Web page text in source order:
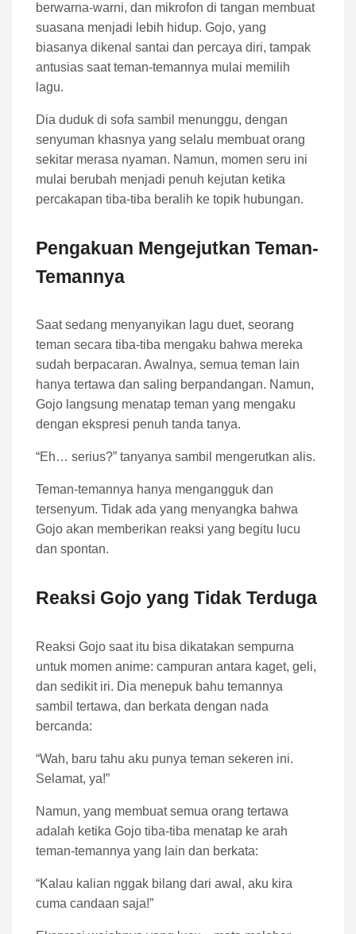
berwarna-warni, dan mikrofon di tangan membuat
suasana menjadi lebih hidup. Gojo, yang
biasanya dikenal santai dan percaya diri, tampak
antusias saat teman-temannya mulai memilih
lagu.
Dia duduk di sofa sambil menunggu, dengan
senyuman khasnya yang selalu membuat orang
sekitar merasa nyaman. Namun, momen seru ini
mulai berubah menjadi penuh kejutan ketika
percakapan tiba-tiba beralih ke topik hubungan.
Pengakuan Mengejutkan Teman-
Temannya
Saat sedang menyanyikan lagu duet, seorang
teman secara tiba-tiba mengaku bahwa mereka
sudah berpacaran. Awalnya, semua teman lain
hanya tertawa dan saling berpandangan. Namun,
Gojo langsung menatap teman yang mengaku
dengan ekspresi penuh tanda tanya.
“Eh… serius?” tanyanya sambil mengerutkan alis.
Teman-temannya hanya mengangguk dan
tersenyum. Tidak ada yang menyangka bahwa
Gojo akan memberikan reaksi yang begitu lucu
dan spontan.
Reaksi Gojo yang Tidak Terduga
Reaksi Gojo saat itu bisa dikatakan sempurna
untuk momen anime: campuran antara kaget, geli,
dan sedikit iri. Dia menepuk bahu temannya
sambil tertawa, dan berkata dengan nada
bercanda:
“Wah, baru tahu aku punya teman sekeren ini.
Selamat, ya!”
Namun, yang membuat semua orang tertawa
adalah ketika Gojo tiba-tiba menatap ke arah
teman-temannya yang lain dan berkata:
“Kalau kalian nggak bilang dari awal, aku kira
cuma candaan saja!”